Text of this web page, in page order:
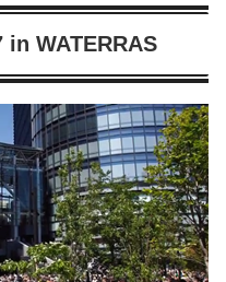
in WATERRAS